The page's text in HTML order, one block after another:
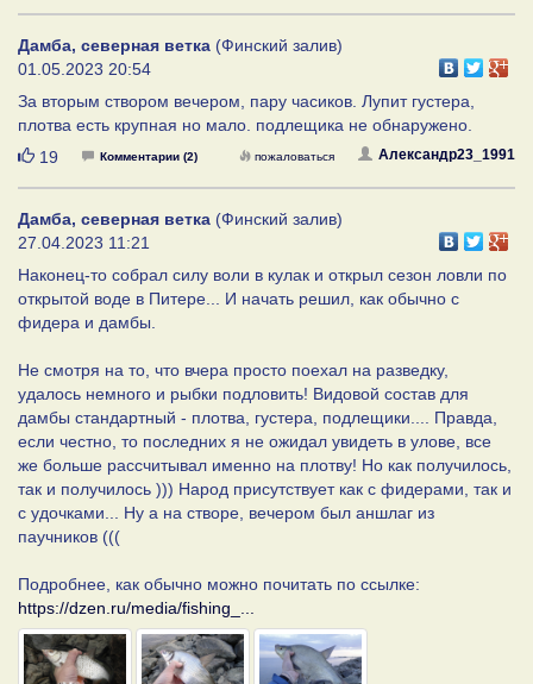
Дамба, северная ветка (Финский залив)
01.05.2023 20:54
За вторым створом вечером, пару часиков. Лупит густера,
плотва есть крупная но мало. подлещика не обнаружено.
Нравится
19 Комментарии (2) Александр23_1991
пожаловаться
Дамба, северная ветка (Финский залив)
27.04.2023 11:21
Наконец-то собрал силу воли в кулак и открыл сезон ловли по
открытой воде в Питере... И начать решил, как обычно с
фидера и дамбы.
Не смотря на то, что вчера просто поехал на разведку,
удалось немного и рыбки подловить! Видовой состав для
дамбы стандартный - плотва, густера, подлещики.... Правда,
если честно, то последних я не ожидал увидеть в улове, все
же больше рассчитывал именно на плотву! Но как получилось,
так и получилось ))) Народ присутствует как с фидерами, так и
с удочками... Ну а на створе, вечером был аншлаг из
паучников (((
Подробнее, как обычно можно почитать по ссылке:
https://dzen.ru/media/fishing_...